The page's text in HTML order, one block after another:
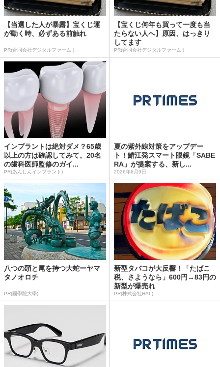
【当選した人が暴露】宝くじ運
が動く時、必ずある前触れ
PR(合同会社デジタルファーム )
【宝くじ何年も買って一度も当
たらない人へ】原因、はっきり
してます
PR(合同会社デジタルファーム )
インプラントは絶対ダメ？65歳
以上の方は確認してみて。20名
の歯科医師監修のガイ...
PR(あんしんインプラント)
夏の紫外線対策をアップデー
ト！鯖江発スマート眼鏡「SABE
RA」が提案する、新し...
2026年6月9日
八つの頭と尾を持つ大蛇ーヤマ
タノオロチ
PR(國學院大學)
新型タバコが大反響！「たばこ
税、さようなら」600円→83円の
新型が爆売れ
PR(株式会社HAL)